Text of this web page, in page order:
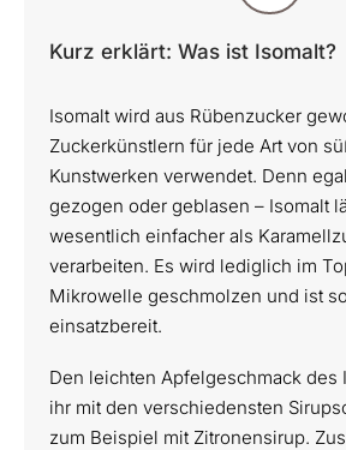
Kurz erklärt: Was ist Isomalt?
Isomalt wird aus Rübenzucker
Zuckerkünstlern für jede Art von
Kunstwerken verwendet. Denn
gezogen oder geblasen – Isomalt
wesentlich einfacher als
verarbeiten. Es wird lediglich im
Mikrowelle geschmolzen und ist
einsatzbereit.
Den leichten Apfelgeschmack des
ihr mit den verschiedensten
zum Beispiel mit Zitronensirup.